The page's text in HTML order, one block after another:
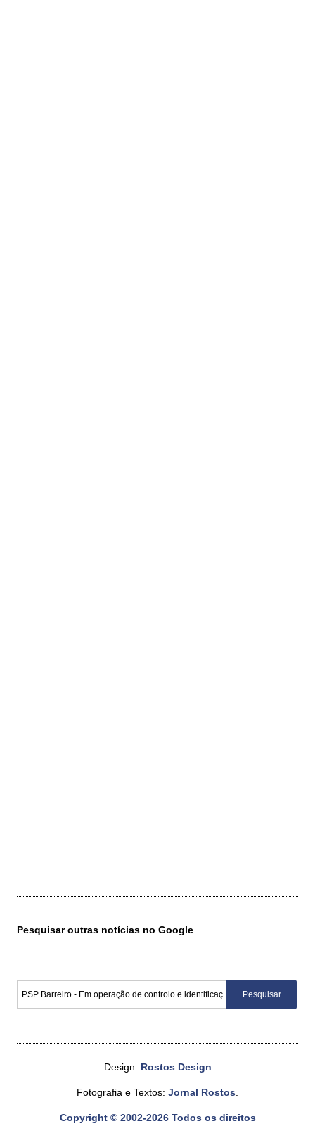
Pesquisar outras notícias no Google
Design: Rostos Design
Fotografia e Textos: Jornal Rostos.
Copyright © 2002-2026 Todos os direitos